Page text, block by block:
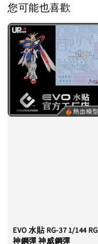
您可能也喜歡
EVO 水貼 RG-37 1/144 RG
神鋼彈 神威鋼彈